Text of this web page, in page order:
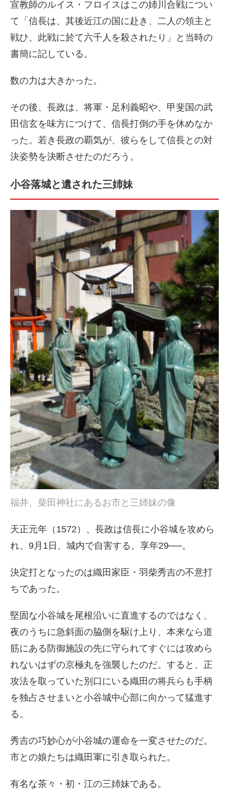
宣教師のルイス・フロイスはこの姉川合戦につい
て「信長は、其後近江の国に赴き、二人の領主と
戦ひ、此戦に於て六千人を殺されたり」と当時の
書簡に記している。
数の力は大きかった。
その後、長政は、将軍・足利義昭や、甲斐国の武
田信玄を味方につけて、信長打倒の手を休めなか
った。若き長政の覇気が、彼らをして信長との対
決姿勢を決断させたのだろう。
小谷落城と遺された三姉妹
福井、柴田神社にあるお市と三姉妹の像
天正元年（1572）、長政は信長に小谷城を攻めら
れ、9月1日、城内で自害する。享年29──。
決定打となったのは織田家臣・羽柴秀吉の不意打
ちであった。
堅固な小谷城を尾根沿いに直進するのではなく、
夜のうちに急斜面の脇側を駆け上り、本来なら道
筋にある防御施設の先に守られてすぐには攻めら
れないはずの京極丸を強襲したのだ。すると、正
攻法を取っていた別口にいる織田の将兵らも手柄
を独占させまいと小谷城中心部に向かって猛進す
る。
秀吉の巧妙心が小谷城の運命を一変させたのだ。
市との娘たちは織田軍に引き取られた。
有名な茶々・初・江の三姉妹である。